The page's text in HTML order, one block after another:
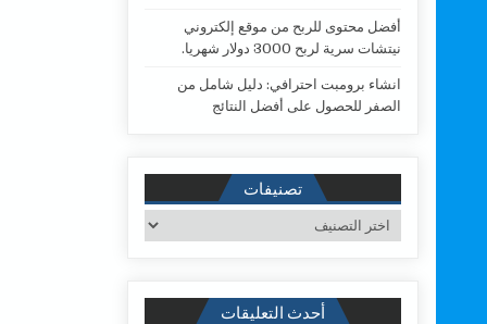
أفضل محتوى للربح من موقع إلكتروني
نيتشات سرية لربح 3000 دولار شهريا.
انشاء برومبت احترافي: دليل شامل من
الصفر للحصول على أفضل النتائج
تصنيفات
تصنيفات
أحدث التعليقات